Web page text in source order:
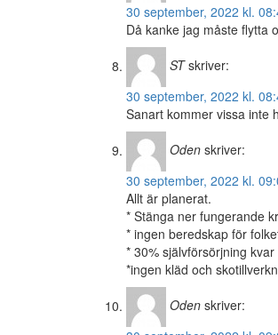
30 september, 2022 kl.
Då kanke jag måste flytta
ST skriver:
30 september, 2022 kl.
Sanart kommer vissa inte
Oden skriver:
30 september, 2022 kl.
Allt är planerat.
* Stänga ner fungerande
* ingen beredskap för
* 30% självförsörjning
*ingen kläd och
Oden skriver: